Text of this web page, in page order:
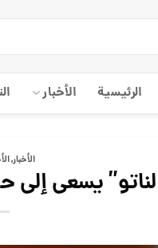
الرئيسية الأخبار
الأخبار,
يسعى إلى